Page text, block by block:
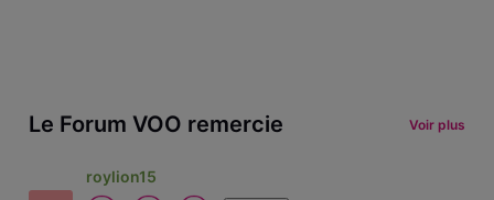
Le Forum VOO remercie Voir plus
roylion15